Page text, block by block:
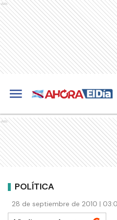
Ads
Ads
POLÍTICA
28 de septiembre de 2010 |